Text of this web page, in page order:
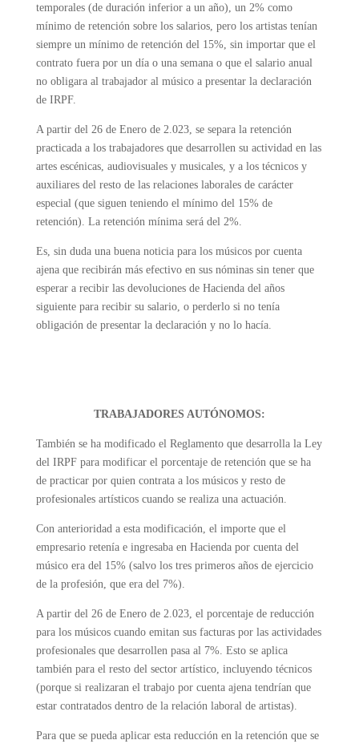
temporales (de duración inferior a un año), un 2% como
mínimo de retención sobre los salarios, pero los artistas tenían
siempre un mínimo de retención del 15%, sin importar que el
contrato fuera por un día o una semana o que el salario anual
no obligara al trabajador al músico a presentar la declaración
de IRPF.
A partir del 26 de Enero de 2.023, se separa la retención
practicada a los trabajadores que desarrollen su actividad en las
artes escénicas, audiovisuales y musicales, y a los técnicos y
auxiliares del resto de las relaciones laborales de carácter
especial (que siguen teniendo el mínimo del 15% de
retención). La retención mínima será del 2%.
Es, sin duda una buena noticia para los músicos por cuenta
ajena que recibirán más efectivo en sus nóminas sin tener que
esperar a recibir las devoluciones de Hacienda del años
siguiente para recibir su salario, o perderlo si no tenía
obligación de presentar la declaración y no lo hacía.
TRABAJADORES AUTÓNOMOS:
También se ha modificado el Reglamento que desarrolla la Ley
del IRPF para modificar el porcentaje de retención que se ha
de practicar por quien contrata a los músicos y resto de
profesionales artísticos cuando se realiza una actuación.
Con anterioridad a esta modificación, el importe que el
empresario retenía e ingresaba en Hacienda por cuenta del
músico era del 15% (salvo los tres primeros años de ejercicio
de la profesión, que era del 7%).
A partir del 26 de Enero de 2.023, el porcentaje de reducción
para los músicos cuando emitan sus facturas por las actividades
profesionales que desarrollen pasa al 7%. Esto se aplica
también para el resto del sector artístico, incluyendo técnicos
(porque si realizaran el trabajo por cuenta ajena tendrían que
estar contratados dentro de la relación laboral de artistas).
Para que se pueda aplicar esta reducción en la retención que se